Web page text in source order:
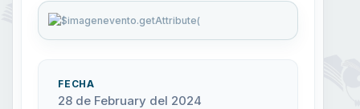
FECHA
28 de February del 2024